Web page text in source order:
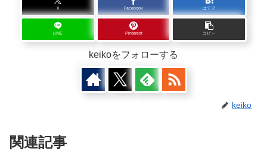
X Facebook はてブ
LINE Pinterest コピー
keikoをフォローする
keiko
関連記事